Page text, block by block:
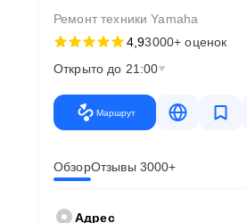
Ремонт техники Yamaha
4,93000+ оценок
Открыто до 21:00
Маршрут
ОбзорОтзывы 3000+
Адрес